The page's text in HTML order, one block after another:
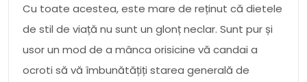
Cu toate acestea, este mare de reținut că dietele
de stil de viață nu sunt un glonț neclar. Sunt pur și
usor un mod de a mânca orisicine vă candai a
ocroti să vă îmbunătățiți starea generală de